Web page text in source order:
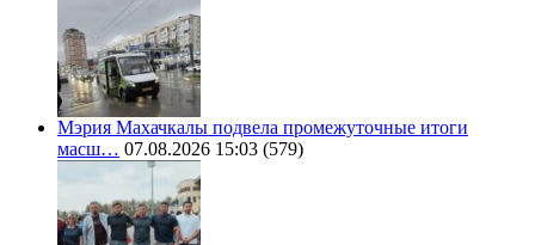
Мэрия Махачкалы подвела промежуточные итоги
масш… 07.08.2026 15:03 (579)